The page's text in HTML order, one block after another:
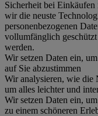
Sicherheit bei Einkäufen
wir die neuste
personenbezogenen
vollumfänglich
werden.
Wir setzen Daten ein,
auf Sie abzustimmen
Wir analysieren, wie die
um alles leichter und
Wir setzen Daten ein,
zu einem schöneren